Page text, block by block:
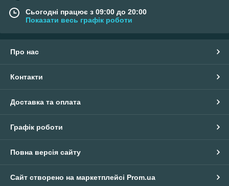
Сьогодні працює з 09:00 до 20:00
Показати весь графік роботи
Про нас
Контакти
Доставка та оплата
Графік роботи
Повна версія сайту
Сайт створено на маркетплейсі Prom.ua